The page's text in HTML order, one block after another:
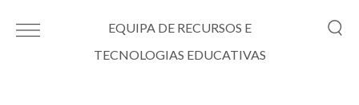
EQUIPA DE RECURSOS E
TECNOLOGIAS EDUCATIVAS